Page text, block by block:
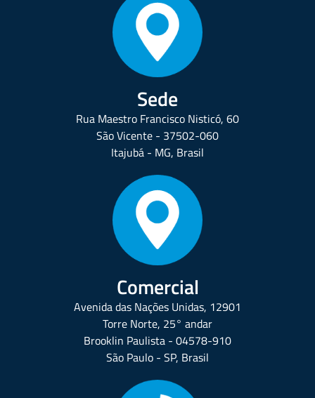
Sede
Rua Maestro Francisco Nisticó, 60
São Vicente - 37502-060
Itajubá - MG, Brasil
Comercial
Avenida das Nações Unidas, 12901
Torre Norte, 25° andar
Brooklin Paulista - 04578-910
São Paulo - SP, Brasil